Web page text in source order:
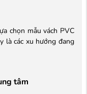
chọn mẫu vách PVC
là các xu hướng đang
tâm